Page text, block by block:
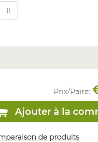
11
Prix/Paire:
Ajouter à la
de produits